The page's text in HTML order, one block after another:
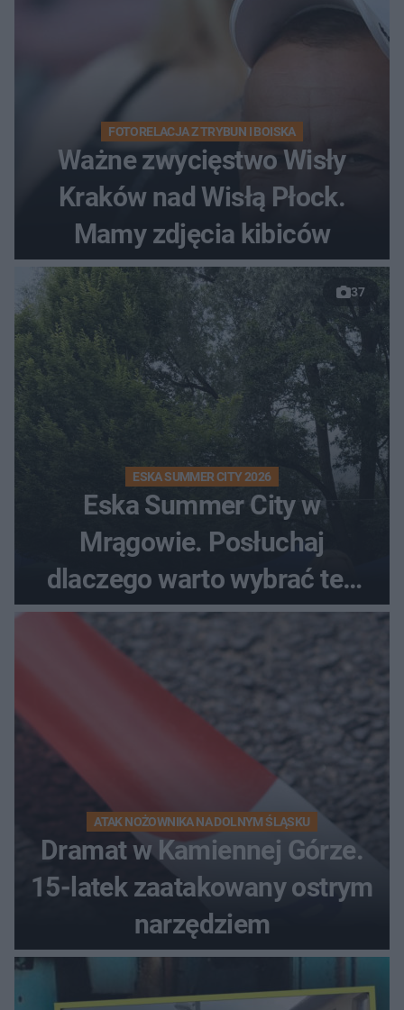
FOTORELACJA Z TRYBUN I BOISKA
Ważne zwycięstwo Wisły
Kraków nad Wisłą Płock.
Mamy zdjęcia kibiców
37
ESKA SUMMER CITY 2026
Eska Summer City w
Mrągowie. Posłuchaj
dlaczego warto wybrać ten
kierunek na urlop!
ATAK NOŻOWNIKA NA DOLNYM ŚLĄSKU
Dramat w Kamiennej Górze.
15-latek zaatakowany ostrym
narzędziem